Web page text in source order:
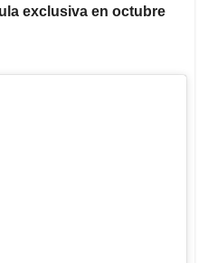
exclusiva en octubre